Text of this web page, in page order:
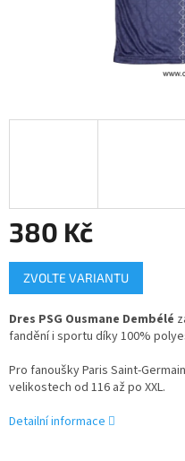
380 Kč
Měrná
cena:
ZVOLTE VARIANTU
Dres PSG Ousmane Dembélé
fandění i sportu díky 100%
Pro fanoušky Paris Saint-
velikostech od 116 až po XXL.
Detailní informace